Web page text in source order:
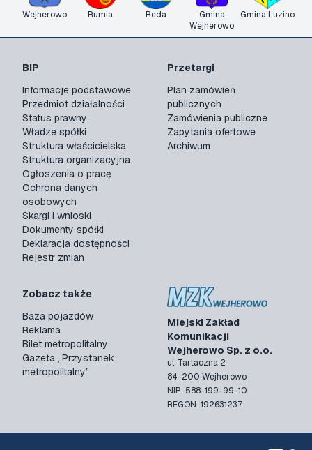
Wejherowo Rumia Reda
Gmina
Wejherowo
Gmina Luzino
Miejski Zakład
Komunikacji
Wejherowo Sp. z o.o.
ul. Tartaczna 2
84-200 Wejherowo
NIP: 588-199-99-10
REGON: 192631237
BIP
Informacje podstawowe
Przedmiot działalności
Status prawny
Władze spółki
Struktura właścicielska
Struktura organizacyjna
Ogłoszenia o pracę
Ochrona danych
osobowych
Skargi i wnioski
Dokumenty spółki
Deklaracja dostępności
Rejestr zmian
Przetargi
Plan zamówień
publicznych
Zamówienia publiczne
Zapytania ofertowe
Archiwum
Zobacz także
Baza pojazdów
Reklama
Bilet metropolitalny
Gazeta „Przystanek
metropolitalny”